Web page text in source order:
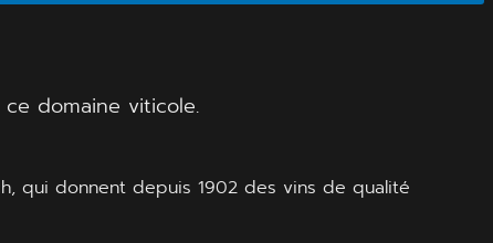
domaine viticole.
qui donnent depuis 1902 des vins de qualité